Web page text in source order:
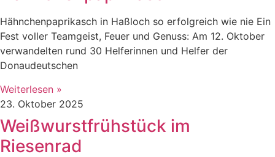
Hähnchenpaprikasch in Haßloch so erfolgreich wie nie Ein
Fest voller Teamgeist, Feuer und Genuss: Am 12. Oktober
verwandelten rund 30 Helferinnen und Helfer der
Donaudeutschen
Weiterlesen »
23. Oktober 2025
Weißwurstfrühstück im
Riesenrad